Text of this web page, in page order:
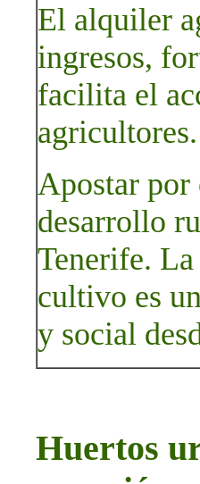
El alquiler
ingresos,
facilita el
agricultores.
Apostar por
desarrollo
Tenerife.
cultivo es
y social
Huertos